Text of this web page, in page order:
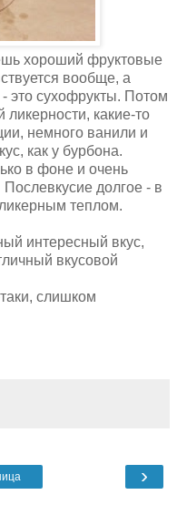
хороший фруктовые
вообще, а
- это сухофрукты. Потом
ликерности, какие-то
немного ванили и
как у бурбона.
в фоне и очень
долгое - в
теплом.
интересный вкус,
вкусовой
слишком
›